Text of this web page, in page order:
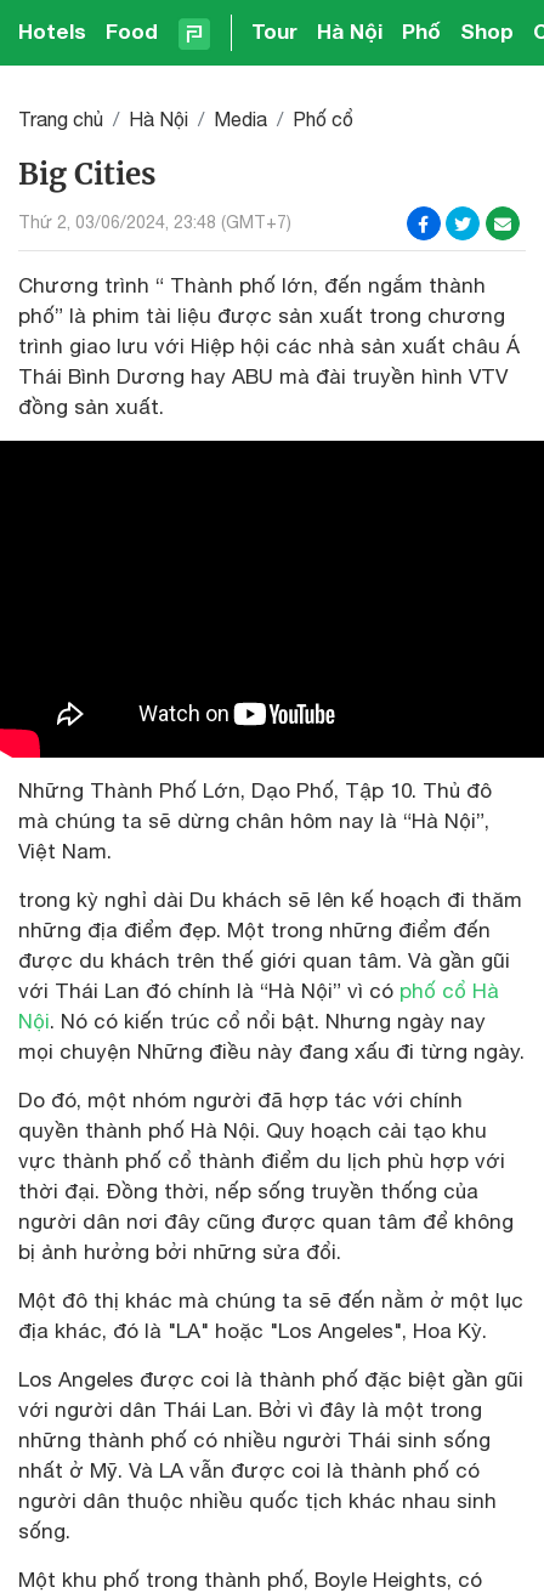
Hotels Food Tour Hà Nội Phố Shop
Trang chủ Hà Nội Media Phố cổ
Big Cities
Thứ 2, 03/06/2024, 23:48 (GMT+7)
Chương trình “ Thành phố lớn, đến ngắm thành
phố” là phim tài liệu được sản xuất trong chương
trình giao lưu với Hiệp hội các nhà sản xuất châu Á
Thái Bình Dương hay ABU mà đài truyền hình VTV
đồng sản xuất.
Những Thành Phố Lớn, Dạo Phố, Tập 10. Thủ đô
mà chúng ta sẽ dừng chân hôm nay là “Hà Nội”,
Việt Nam.
trong kỳ nghỉ dài Du khách sẽ lên kế hoạch đi thăm
những địa điểm đẹp. Một trong những điểm đến
được du khách trên thế giới quan tâm. Và gần gũi
với Thái Lan đó chính là “Hà Nội” vì có phố cổ Hà
Nội. Nó có kiến ​​trúc cổ nổi bật. Nhưng ngày nay
mọi chuyện Những điều này đang xấu đi từng ngày.
Do đó, một nhóm người đã hợp tác với chính
quyền thành phố Hà Nội. Quy hoạch cải tạo khu
vực thành phố cổ thành điểm du lịch phù hợp với
thời đại. Đồng thời, nếp sống truyền thống của
người dân nơi đây cũng được quan tâm để không
bị ảnh hưởng bởi những sửa đổi.
Một đô thị khác mà chúng ta sẽ đến nằm ở một lục
địa khác, đó là "LA" hoặc "Los Angeles", Hoa Kỳ.
Los Angeles được coi là thành phố đặc biệt gần gũi
với người dân Thái Lan. Bởi vì đây là một trong
những thành phố có nhiều người Thái sinh sống
nhất ở Mỹ. Và LA vẫn được coi là thành phố có
người dân thuộc nhiều quốc tịch khác nhau sinh
sống.
Một khu phố trong thành phố, Boyle Heights, có